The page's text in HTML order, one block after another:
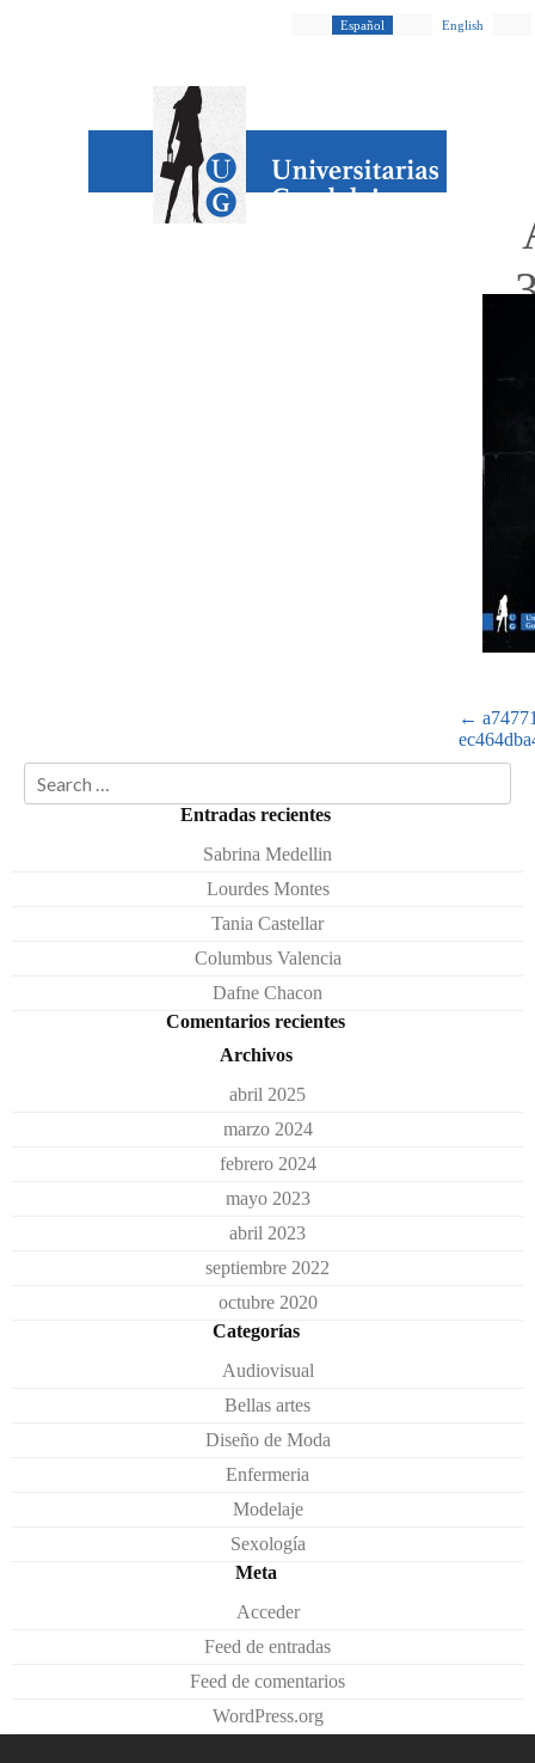
Español English
Post
←
Entradas recientes
Sabrina Medellin
Lourdes Montes
Tania Castellar
Columbus Valencia
Dafne Chacon
Comentarios recientes
Archivos
abril 2025
marzo 2024
febrero 2024
mayo 2023
abril 2023
septiembre 2022
octubre 2020
Categorías
Audiovisual
Bellas artes
Diseño de Moda
Enfermeria
Modelaje
Sexología
Meta
Acceder
Feed de entradas
Feed de comentarios
WordPress.org